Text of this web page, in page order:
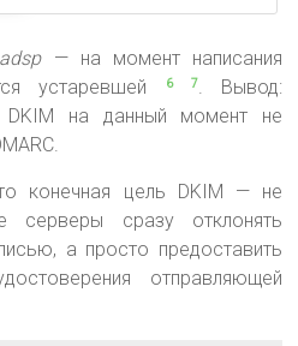
_adsp— на момент написания
устаревшей
6 7. Вывод:
DKIM на данный момент не
конечная цель DKIM — не
серверы сразу отклонять
а просто предоставить
отправляющей